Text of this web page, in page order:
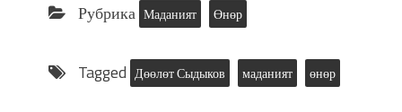
Рубрика Маданият Өнөр
Tagged Дөөлөт Сыдыков маданият өнөр